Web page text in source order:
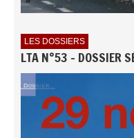
LES DOSSIERS
LTA N°53 - DOSSIER